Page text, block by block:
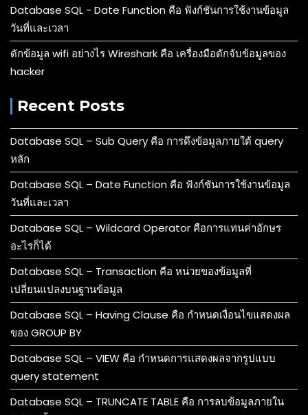
Database SQL - Date Function คือ ฟังก์ชันการใช้งานข้อมูล
วันที่และเวลา
ดักข้อมูล wifi อย่างไร Wireshark คือ เครื่องมือดักจับข้อมูลของ
hacker
Recent Posts
Database SQL – Sub Query คือ การดึงข้อมูลภายใต้ query
หลัก
Database SQL – Date Function คือ ฟังก์ชันการใช้งานข้อมูล
วันที่และเวลา
Database SQL – Wildcard Operator คือการแทนค่าอักษร
อะไรก็ได้
Database SQL – Transaction คือ หน่วยของข้อมูลที่
เปลี่ยนแปลงบนฐานข้อมูล
Database SQL – Having Clause คือ กำหนดเงื่อนไขแสดงผล
ของ GROUP BY
Database SQL – VIEW คือ กำหนดการแสดงผลจากรูปแบบ
query statement
Database SQL – TRUNCATE TABLE คือ การลบข้อมูลภายใน